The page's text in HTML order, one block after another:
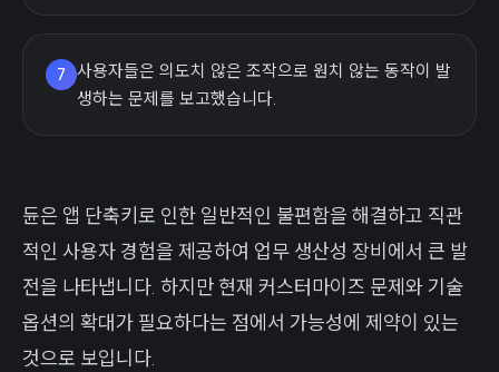
7
사용자들은 의도치 않은 조작으로 원치 않는 동작이 발
생하는 문제를 보고했습니다.
듄은 앱 단축키로 인한 일반적인 불편함을 해결하고 직관
적인 사용자 경험을 제공하여 업무 생산성 장비에서 큰 발
전을 나타냅니다. 하지만 현재 커스터마이즈 문제와 기술
옵션의 확대가 필요하다는 점에서 가능성에 제약이 있는
것으로 보입니다.